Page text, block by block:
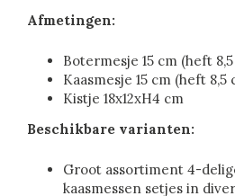
Afmetingen:
Botermesje 15 cm (heft
Kaasmesje 15 cm (heft
Kistje 18x12xH4 cm
Beschikbare varianten:
Groot assortiment 4-
kaasmessen setjes in